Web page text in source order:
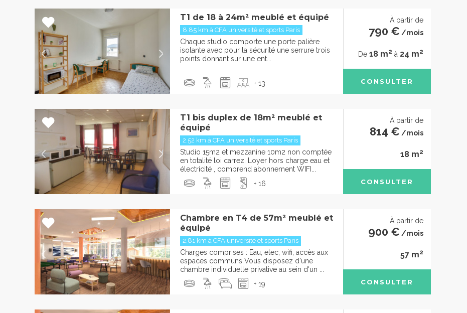
T1 de 18 à 24m² meublé et équipé
8.85 km à CFA université et sports Paris
Chaque studio comporte une porte palière
isolante avec pour la sécurité une serrure trois
points donnant sur une ent...
+ 13
À partir de
790 € /mois
De 18 m2 à 24 m2
CONSULTER
T1 bis duplex de 18m² meublé et
équipé
2.52 km à CFA université et sports Paris
Studio 15m2 et mezzanine 10m2 non comptée
en totalité loi carrez. Loyer hors charge eau et
électricité , comprend abonnement WIFI...
+ 16
À partir de
814 € /mois
18 m2
CONSULTER
Chambre en T4 de 57m² meublé et
équipé
2.81 km à CFA université et sports Paris
Charges comprises : Eau, elec, wifi, accès aux
espaces communs Vous disposez d'une
chambre individuelle privative au sein d'un ...
+ 19
À partir de
900 € /mois
57 m2
CONSULTER